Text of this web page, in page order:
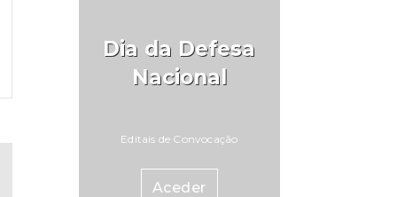
Dia da Defesa
Nacional
Editais de Convocação
Aceder